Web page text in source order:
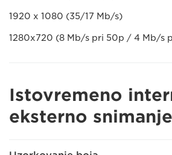
1920 x 1080 (35/17 Mb/s)
1280x720 (8 Mb/s pri 50p / 4 Mb/s
Istovremeno
eksterno snimanje